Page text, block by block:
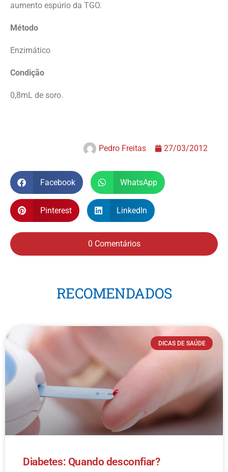
aumento espúrio da TGO.
Método
Enzimático
Condição
0,8mL de soro.
Pedro Freitas 27/03/2012
Facebook WhatsApp
Pinterest LinkedIn
0 Comentários
RECOMENDADOS
DICAS DE SAÚDE
Diabetes: Quando desconfiar?